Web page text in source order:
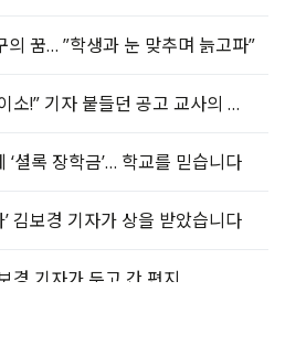
의 꿈… ”학생과 눈 맞추며 늙고파”
“학교 쫌 살려주이소!” 기자 붙들던 공고 교사의 약속
‘셜록 장학금’… 학교를 믿습니다
’ 김보경 기자가 상을 받았습니다
경 기자가 두고 간 편지